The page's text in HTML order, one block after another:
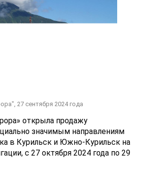
27 сентября 2024 года
открыла продажу
значимым направлениям
в Курильск и Южно-Курильск на
с 27 октября 2024 года по 29